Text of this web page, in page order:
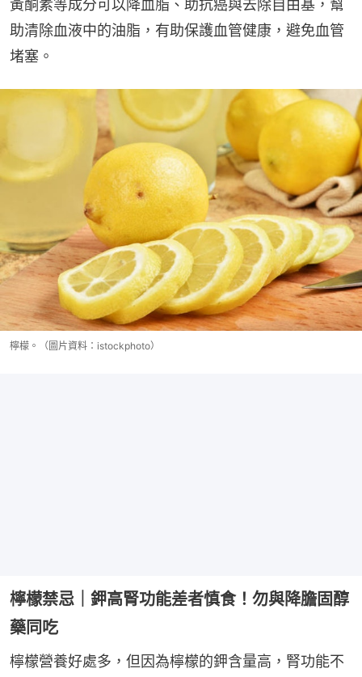
黃酮素等成分可以降血脂、助抗癌與去除自由基，幫
助清除血液中的油脂，有助保護血管健康，避免血管
堵塞。
檸檬。（圖片資料：istockphoto）
檸檬禁忌｜鉀高腎功能差者慎食！勿與降膽固醇
藥同吃
檸檬營養好處多，但因為檸檬的鉀含量高，腎功能不